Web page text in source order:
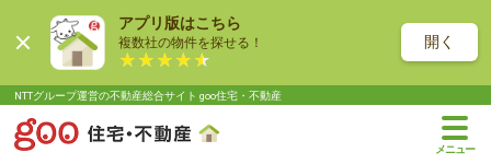
アプリ版はこちら
複数社の物件を探せる！ 開く
NTTグループ運営の不動産総合サイト goo住宅・不動産